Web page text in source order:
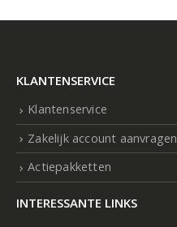
KLANTENSERVICE
Klantenservice
Zakelijk account aanvragen
Actiepakketten
INTERESSANTE LINKS